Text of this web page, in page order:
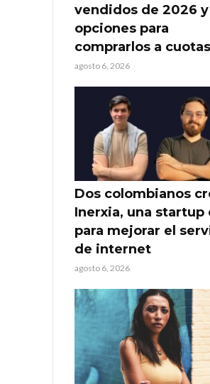
vendidos de 2026 y
opciones para
comprarlos a cuotas
agosto 6, 2026
Dos colombianos
Inerxia, una startup
para mejorar el
de internet
agosto 6, 2026